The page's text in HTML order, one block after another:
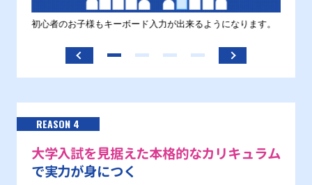
初心者のお子様もキーボード入力が出来るようになります。
REASON 4
大学入試を見据えた本格的なカリキュラム
で実力が身につく